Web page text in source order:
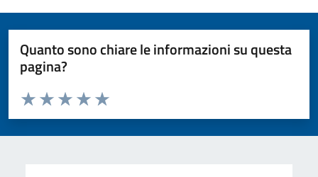
Quanto sono chiare le informazioni su questa
pagina?
Valuta da 1 a 5 stelle la pagina
Valuta 5 stelle su 5
Valuta 4 stelle su 5
Valuta 3 stelle su 5
Valuta 2 stelle su 5
Valuta 1 stelle su 5